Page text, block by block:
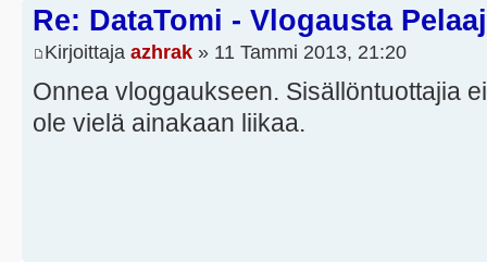
Re: DataTomi - Vlogausta
Kirjoittaja azhrak » 11 Tammi 2013, 21:20
Onnea vloggaukseen. Sisällöntuottajia
ole vielä ainakaan liikaa.